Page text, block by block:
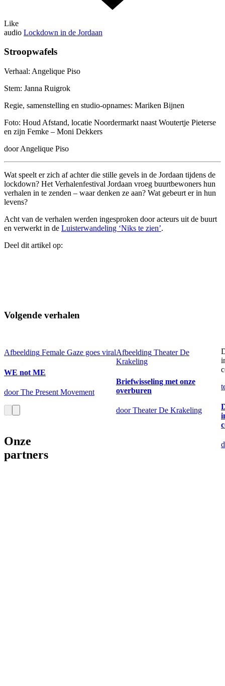
Like
audio Lockdown in de Jordaan
Stroopwafels
Verhaal: Angelique Piso
Stem: Janna Ruigrok
Regie, samenstelling en studio-opnames: Mariken Bijnen
Foto: Houd Afstand, locatie Noordermarkt naast Woutertje Pieterse
en zijn Femke – Moni Dekkers
door Angelique Piso
Wat speelt er zich af achter die stille gevels in de Jordaan tijdens de
lockdown? Het Verhalenfestival Jordaan vroeg buurtbewoners hun
verhalen in te zenden – waar denken ze aan? Wat gebeurt er in hun
levens?
Acht van de verhalen werden ingesproken door acteurs uit de buurt
en verwerkt in de Luisterwandeling ‘Niks te zien’.
Deel dit artikel op:
Volgende verhalen
Afbeelding Female Gaze goes viral
WE not ME
door The Present Movement
Afbeelding Theater De
Krakeling
Briefwisseling met onze
overburen
door Theater De Krakeling
Onze
partners